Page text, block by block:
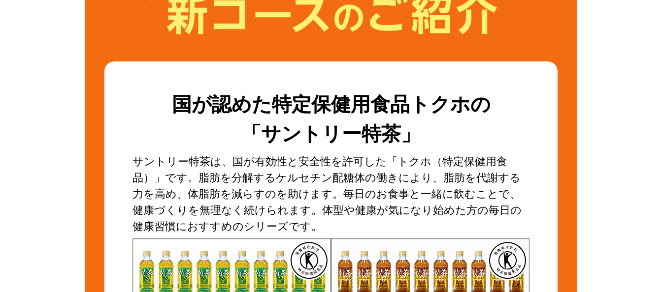
国が認めた特定保健用食品 トクホの
「サントリー特茶」
サントリー特茶は、国が有効性と安全性を許可した「トクホ（特定保健用食
品）」です。脂肪を分解するケルセチン配糖体の働きにより、脂肪を代謝する
力を高め、体脂肪を減らすのを助けます。毎日のお食事と一緒に飲むことで、
健康づくりを無理なく続けられます。体型や健康が気になり始めた方の毎日の
健康習慣におすすめのシリーズです。